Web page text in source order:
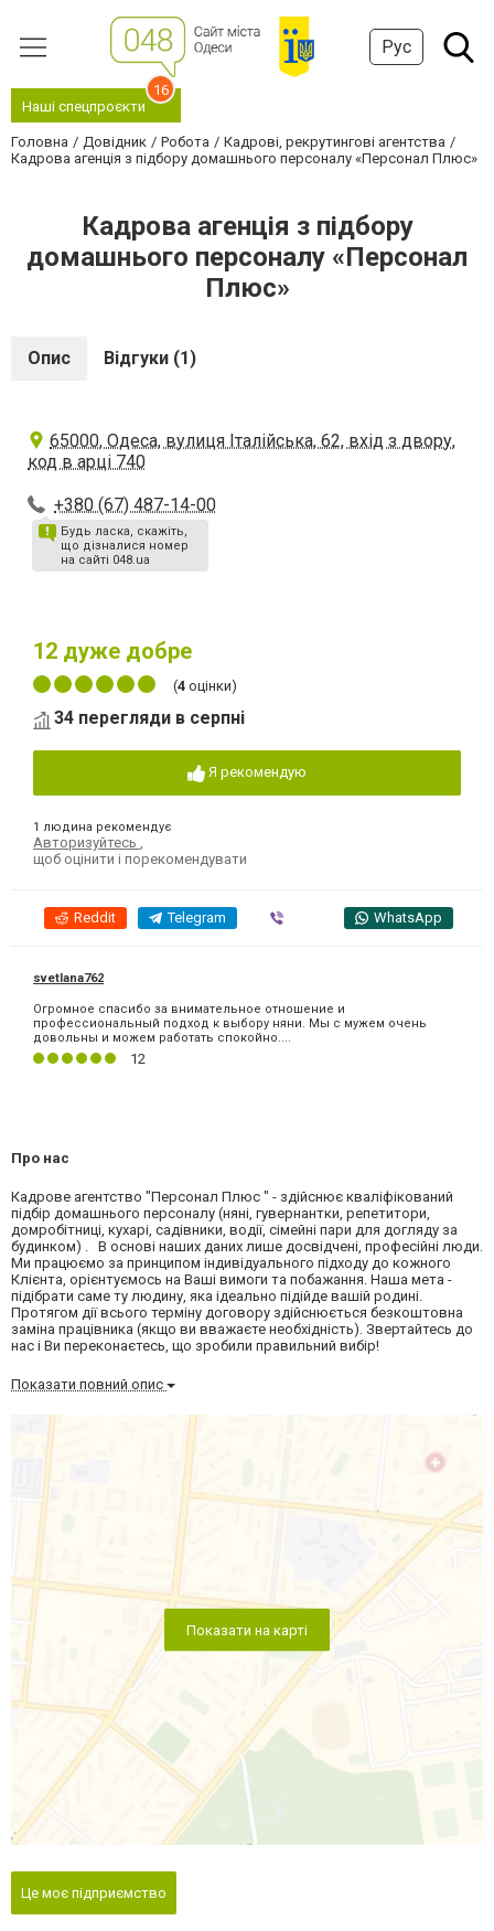
Рус
Наші спецпроєкти
16
Головна Довідник Робота
Кадрові, рекрутингові агентства
Кадрова агенція з підбору домашнього персоналу «Персонал Плюс»
Кадрова агенція з підбору
домашнього персоналу «Персонал
Плюс»
Опис Відгуки (1)
65000, Одеса, вулиця Італійська, 62, вхід з двору,
код в арці 740
+380 (67) 487-14-00
Будь ласка, скажіть,
що дізналися номер
на сайті 048.ua
12 дуже добре
(4 оцінки)
34 перегляди в серпні
Я рекомендую
1 людина рекомендує
Авторизуйтесь
щоб оцінити і порекомендувати
Reddit Telegram WhatsApp
svetlana762
Огромное спасибо за внимательное отношение и
профессиональный подход к выбору няни. Мы с мужем очень
довольны и можем работать спокойно....
12
Про нас
Кадрове агентство "Персонал Плюс " - здійснює кваліфікований
підбір домашнього персоналу (няні, гувернантки, репетитори,
домробітниці, кухарі, садівники, водії, сімейні пари для догляду за
будинком) . В основі наших даних лише досвідчені, професійні люди.
Ми працюємо за принципом індивідуального підходу до кожного
Клієнта, орієнтуємось на Ваші вимоги та побажання. Наша мета -
підібрати саме ту людину, яка ідеально підійде вашій родині.
Протягом дії всього терміну договору здійснюється безкоштовна
заміна працівника (якщо ви вважаєте необхідність). Звертайтесь до
нас і Ви переконаєтесь, що зробили правильний вибір!
Показати повний опис
Показати на карті
Це моє підприємство